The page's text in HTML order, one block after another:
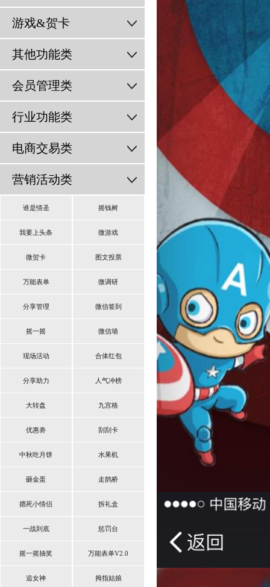
游戏&贺卡
其他功能类
会员管理类
行业功能类
电商交易类
营销活动类
谁是情圣 摇钱树
我要上头条 微游戏
微贺卡 图文投票
万能表单 微调研
分享管理 微信签到
摇一摇 微信墙
现场活动 合体红包
分享助力 人气冲榜
大转盘 九宫格
优惠劵 刮刮卡
中秋吃月饼 水果机
砸金蛋 走鹊桥
摁死小情侣 拆礼盒
一战到底 惩罚台
摇一摇抽奖 万能表单V2.0
追女神 拇指姑娘